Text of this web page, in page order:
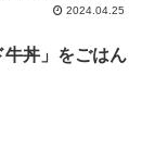
2024.04.25
丼」をごはん